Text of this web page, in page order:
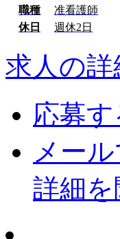
職種
准看護師
休日
週休2日
求人の詳
応募す
メー
詳細を